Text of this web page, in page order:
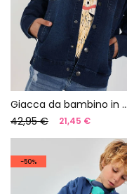
Giacca da bambino in denim
42,95 €
21,45 €
-50%